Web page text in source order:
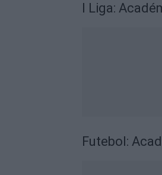
I Liga:
Futebol: